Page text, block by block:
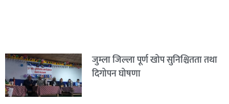
जुम्ला जिल्ला पूर्ण खोप सुनिश्चितता तथा
दिगोपन घोषणा